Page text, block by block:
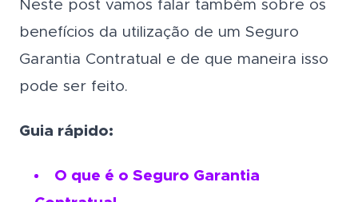
Neste post vamos falar também sobre os
benefícios da utilização de um Seguro
Garantia Contratual e de que maneira isso
pode ser feito.
Guia rápido:
O que é o Seguro Garantia